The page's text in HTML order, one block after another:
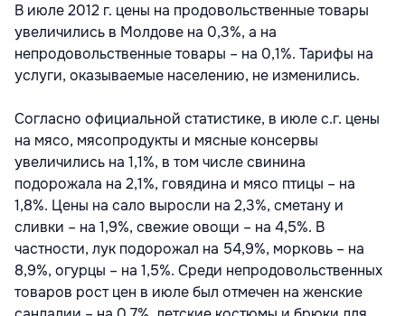
В июле 2012 г. цены на продовольственные товары
увеличились в Молдове на 0,3%, а на
непродовольственные товары – на 0,1%. Тарифы на
услуги, оказываемые населению, не изменились.
Согласно официальной статистике, в июле с.г. цены
на мясо, мясопродукты и мясные консервы
увеличились на 1,1%, в том числе свинина
подорожала на 2,1%, говядина и мясо птицы – на
1,8%. Цены на сало выросли на 2,3%, сметану и
сливки – на 1,9%, свежие овощи – на 4,5%. В
частности, лук подорожал на 54,9%, морковь – на
8,9%, огурцы – на 1,5%. Среди непродовольственных
товаров рост цен в июле был отмечен на женские